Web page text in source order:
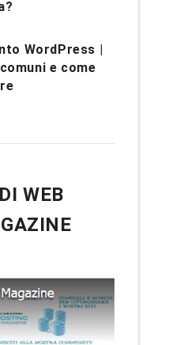
WordPress |
e come
WEB